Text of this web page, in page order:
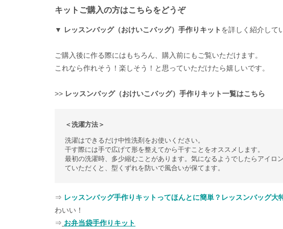
キットご購入の方はこちらをどうぞ
▼ レッスンバッグ（おけいこバッグ）手作りキット を詳しく紹介して
ご購入後に作る際にはもちろん、購入前にもご覧いただけます。
これなら作れそう！楽しそう！と思っていただけたら嬉しいです。
>> レッスンバッグ（おけいこバッグ）手作りキット一覧はこちら
＜洗濯方法＞
洗濯はできるだけ中性洗剤をお使いください。
干す際には手で広げて形を整えてから干すことをオススメします。
最初の洗濯時、多少縮むことがあります。気になるようでしたらアイロ
ていただくと、型くずれを防いで風合いが保てます。
⇒ レッスンバッグ手作りキットってほんとに簡単？レッスンバッグ大
わいい！
⇒ お弁当袋手作りキット